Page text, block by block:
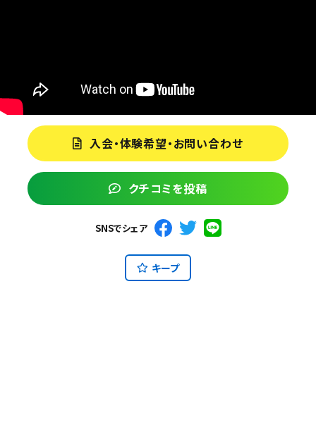
入会・体験希望・お問い合わせ
クチコミを投稿
SNSでシェア
キープ